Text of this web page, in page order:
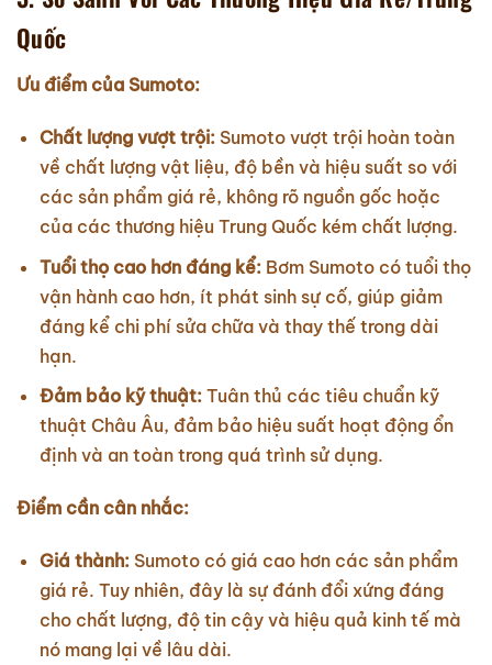
Quốc
Ưu điểm của Sumoto:
Chất lượng vượt trội:Sumoto vượt trội hoàn toàn
về chất lượng vật liệu, độ bền và hiệu suất so với
các sản phẩm giá rẻ, không rõ nguồn gốc hoặc
của các thương hiệu Trung Quốc kém chất lượng.
Tuổi thọ cao hơn đáng kể:Bơm Sumoto có tuổi thọ
vận hành cao hơn, ít phát sinh sự cố, giúp giảm
đáng kể chi phí sửa chữa và thay thế trong dài
hạn.
Đảm bảo kỹ thuật:Tuân thủ các tiêu chuẩn kỹ
thuật Châu Âu, đảm bảo hiệu suất hoạt động ổn
định và an toàn trong quá trình sử dụng.
Điểm cần cân nhắc:
Giá thành:Sumoto có giá cao hơn các sản phẩm
giá rẻ. Tuy nhiên, đây là sự đánh đổi xứng đáng
cho chất lượng, độ tin cậy và hiệu quả kinh tế mà
nó mang lại về lâu dài.